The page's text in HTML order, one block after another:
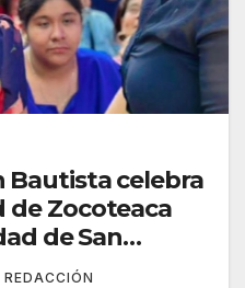
Bautista celebra
de Zocoteaca
de San
REDACCIÓN